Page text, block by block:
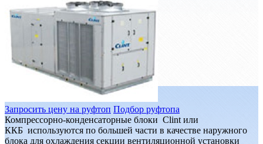
Запросить цену на руфтоп Подбор руфтопа
Компрессорно-конденсаторные блоки Clint или
ККБ используются по большей части в качестве наружного
блока для охлаждения секции вентиляционной установки